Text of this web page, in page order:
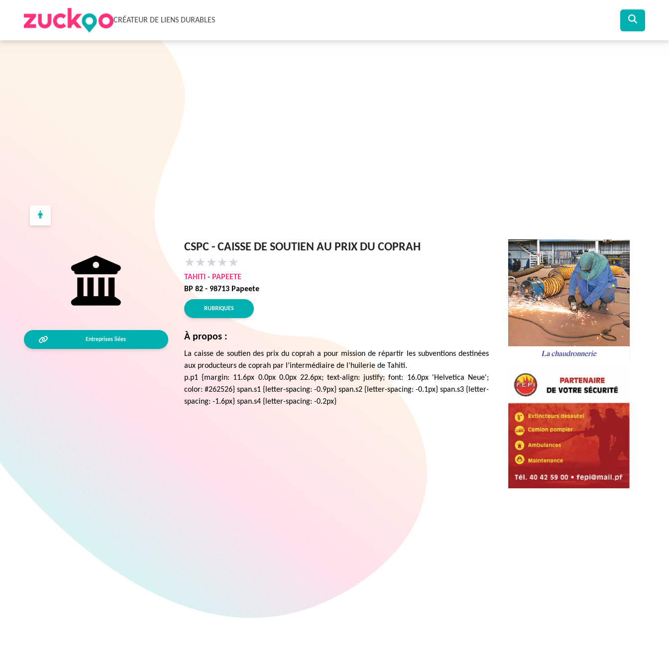
CRÉATEUR DE LIENS DURABLES
CSPC - CAISSE DE SOUTIEN AU PRIX DU COPRAH
★ ★ ★ ★ ★
TAHITI - PAPEETE
BP 82 - 98713 Papeete
RUBRIQUES
Entreprises liées À propos :
La caisse de soutien des prix du coprah a pour mission de répartir les subventions destinées
aux producteurs de coprah par l’intermédiaire de l’huilerie de Tahiti.
p.p1 {margin: 11.6px 0.0px 0.0px 22.6px; text-align: justify; font: 16.0px 'Helvetica Neue';
color: #262526} span.s1 {letter-spacing: -0.9px} span.s2 {letter-spacing: -0.1px} span.s3 {letter-
spacing: -1.6px} span.s4 {letter-spacing: -0.2px}